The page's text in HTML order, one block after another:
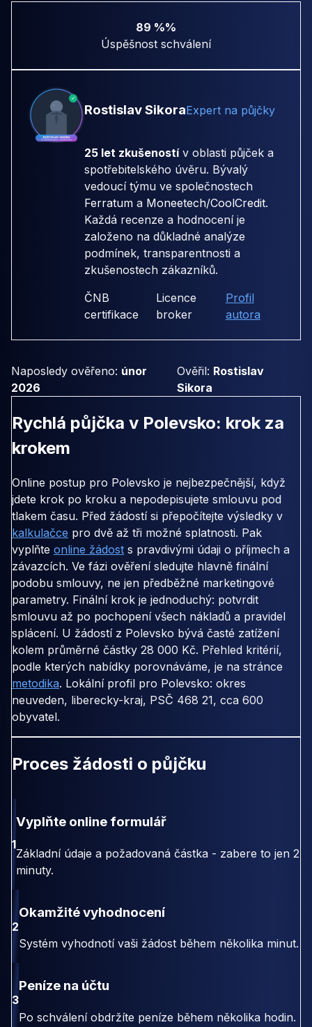
89 %%
Úspěšnost schválení
Rostislav SikoraExpert na půjčky
25 let zkušenostív oblasti půjček a
spotřebitelského úvěru. Bývalý
vedoucí týmu ve společnostech
Ferratum a Moneetech/CoolCredit.
Každá recenze a hodnocení je
založeno na důkladné analýze
podmínek, transparentnosti a
zkušenostech zákazníků.
ČNB
certifikace
Licence
broker
Profil
autora
Naposledy ověřeno: únor
2026
Ověřil: Rostislav
Sikora
Rychlá půjčka v Polevsko: krok za
krokem
Online postup pro Polevsko je nejbezpečnější, když
jdete krok po kroku a nepodepisujete smlouvu pod
tlakem času. Před žádostí si přepočítejte výsledky v
kalkulačce pro dvě až tři možné splatnosti. Pak
vyplňte online žádost s pravdivými údaji o příjmech a
závazcích. Ve fázi ověření sledujte hlavně finální
podobu smlouvy, ne jen předběžné marketingové
parametry. Finální krok je jednoduchý: potvrdit
smlouvu až po pochopení všech nákladů a pravidel
splácení. U žádostí z Polevsko bývá časté zatížení
kolem průměrné částky 28 000 Kč. Přehled kritérií,
podle kterých nabídky porovnáváme, je na stránce
metodika. Lokální profil pro Polevsko: okres
neuveden, liberecky-kraj, PSČ 468 21, cca 600
obyvatel.
Proces žádosti o půjčku
1
Vyplňte online formulář
Základní údaje a požadovaná částka - zabere to jen 2
minuty.
2
Okamžité vyhodnocení
Systém vyhodnotí vaši žádost během několika minut.
3
Peníze na účtu
Po schválení obdržíte peníze během několika hodin.